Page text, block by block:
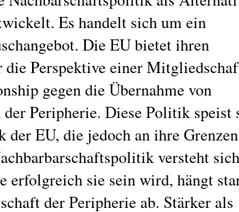
Es handelt sich um ein
Die EU bietet ihren
Perspektive einer
gegen die Übernahme von
Peripherie. Diese Politik speist
der EU, die jedoch an ihre Grenzen
versteht
erfolgreich sie sein wird, hängt
der Peripherie ab. Stärker als